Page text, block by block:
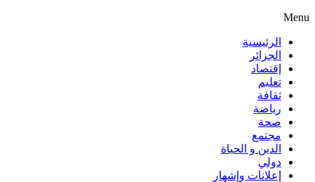
Menu
الرئيسية
الجزائر
إقتصاد
تعليم
ثقافة
رياضة
صحة
مجتمع
الدين و الحياة
دولي
إعلانات وإشهار